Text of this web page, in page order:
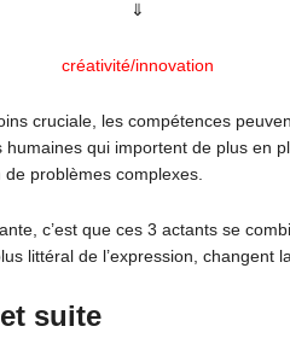
⇓
créativité/innovation
cruciale, les compétences
qui importent de plus en
problèmes complexes.
c’est que ces 3 actants se
littéral de l’expression, changent
suite